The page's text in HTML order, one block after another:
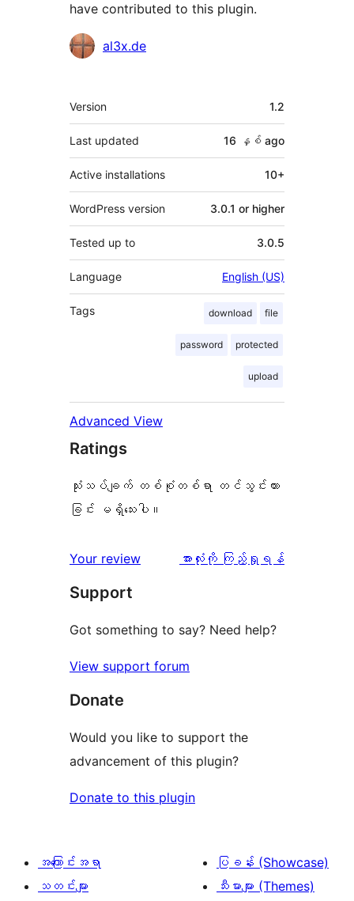
have contributed to this plugin.
Contributors
al3x.de
Meta
Version 1.2
Last updated 16 နှစ် ago
Active installations 10+
WordPress version 3.0.1 or higher
Tested up to 3.0.5
Language English (US)
Tags download file
password protected
upload
Advanced View
Ratings
သုံးသပ်ချက် တစ်စုံတစ်ရာ တင်သွင်းထား
ခြင်း မရှိသေးပါ။
Your review
သုံးသပ်
အားလုံးကို ကြည့်ရှုရန်
Support
Got something to say? Need help?
View support forum
Donate
Would you like to support the
advancement of this plugin?
Donate to this plugin
အကြောင်းအရာ
သတင်းများ
ပြခန်း (Showcase)
သီးမားများ (Themes)